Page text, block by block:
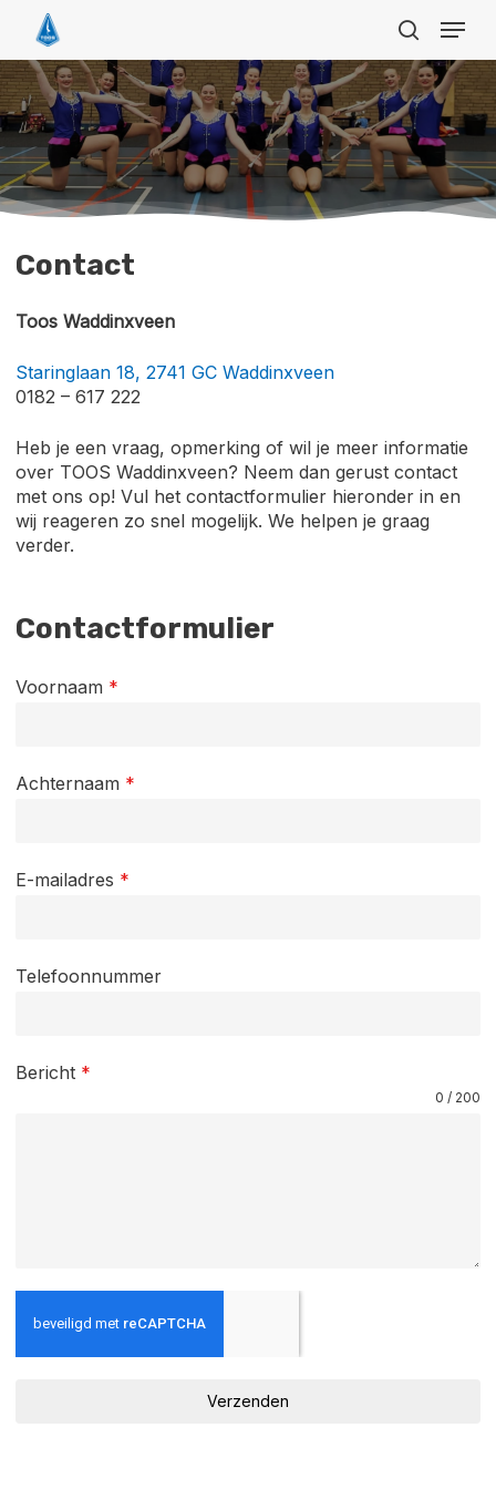
main
content
Menu
Contact
Toos Waddinxveen
Staringlaan 18, 2741 GC Waddinxveen
0182 – 617 222
Heb je een vraag, opmerking of wil je meer informatie
over TOOS Waddinxveen? Neem dan gerust contact
met ons op! Vul het contactformulier hieronder in en
wij reageren zo snel mogelijk. We helpen je graag
verder.
Contactformulier
Voornaam *
Achternaam *
E-mailadres *
Telefoonnummer
Bericht *
0 / 200
Verzenden
Close
Menu